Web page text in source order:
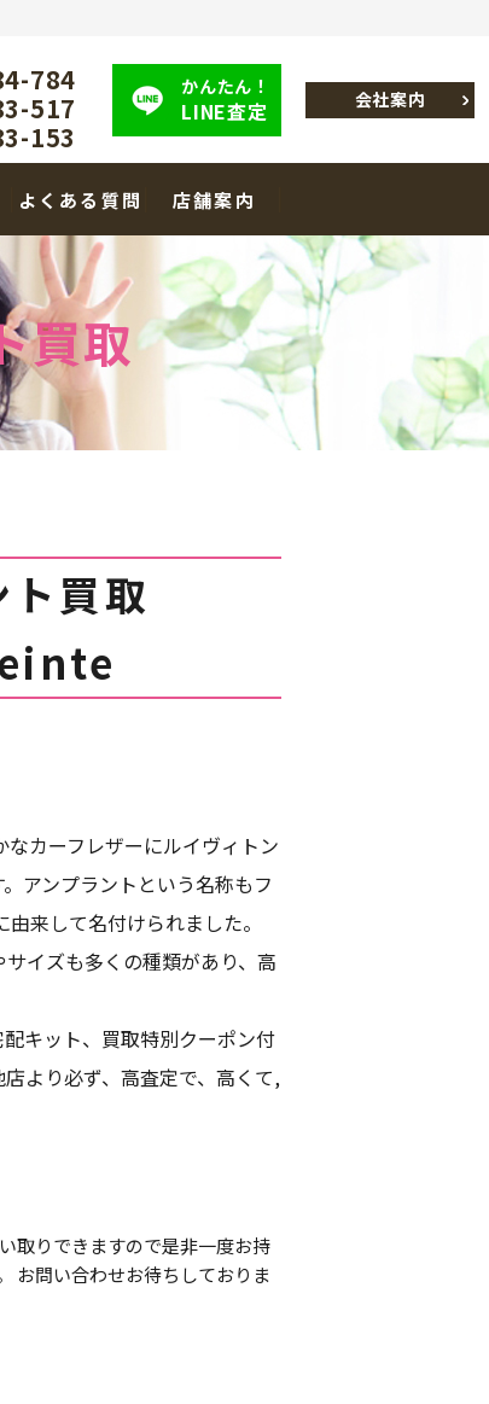
784
517
153
かんたん！
LINE査定 会社案内
よくある質問 店舗案内
買取
買取
カーフレザーにルイヴィトン
アンプラントという名称もフ
来して名付けられました。
イズも多くの種類があり、高
キット、買取特別クーポン付
より必ず、高査定で、高くて,
取りできますので是非一度お持
お問い合わせお待ちしておりま